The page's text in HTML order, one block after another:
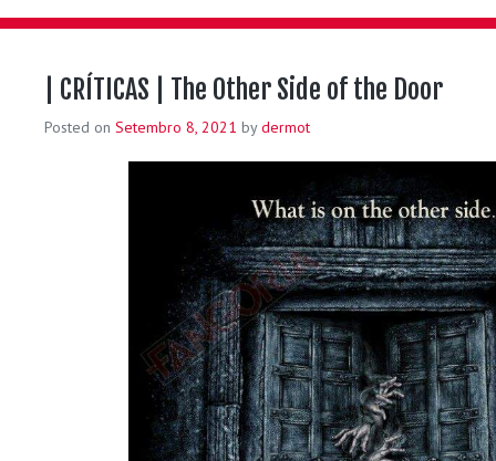
| CRÍTICAS | The Other Side of the Door
Posted on Setembro 8, 2021 bydermot